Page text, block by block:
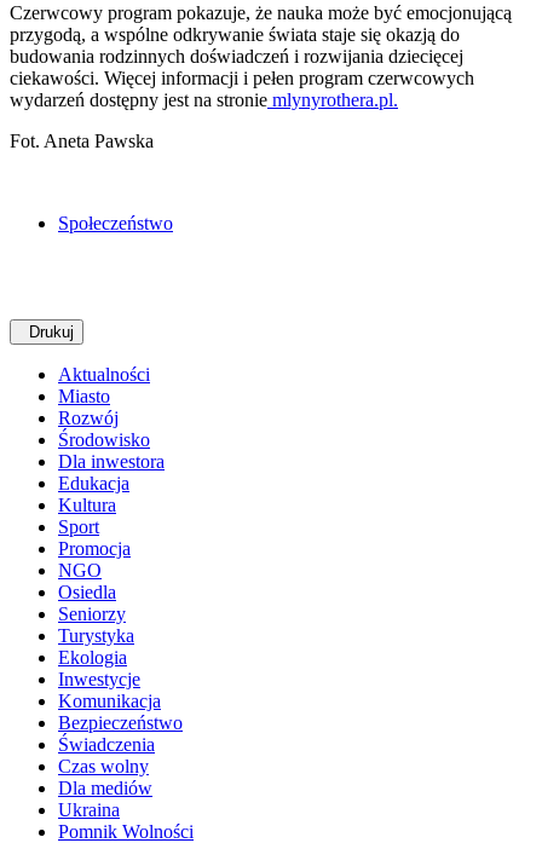
Czerwcowy program pokazuje, że nauka może być emocjonującą
przygodą, a wspólne odkrywanie świata staje się okazją do
budowania rodzinnych doświadczeń i rozwijania dziecięcej
ciekawości. Więcej informacji i pełen program czerwcowych
wydarzeń dostępny jest na stronie mlynyrothera.pl.
Fot. Aneta Pawska
Społeczeństwo
Drukuj
Aktualności
Miasto
Rozwój
Środowisko
Dla inwestora
Edukacja
Kultura
Sport
Promocja
NGO
Osiedla
Seniorzy
Turystyka
Ekologia
Inwestycje
Komunikacja
Bezpieczeństwo
Świadczenia
Czas wolny
Dla mediów
Ukraina
Pomnik Wolności